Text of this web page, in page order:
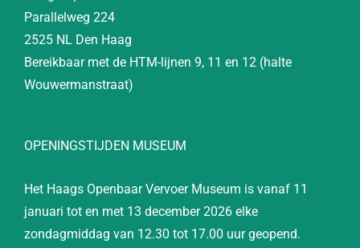
Parallelweg 224
2525 NL Den Haag
Bereikbaar met de HTM-lijnen 9, 11 en 12 (halte
Wouwermanstraat)
OPENINGSTIJDEN MUSEUM
Het Haags Openbaar Vervoer Museum is vanaf 11
januari tot en met 13 december 2026 elke
zondagmiddag van 12.30 tot 17.00 uur geopend.